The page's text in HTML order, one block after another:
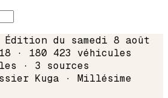
Édition du samedi 8 août
· 180 423 véhicules
· 3 sources
Kuga · Millésime